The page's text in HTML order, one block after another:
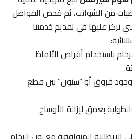
من الشوائب، ثم فحص الفواصل
نركز عليها في تقديم خدمتنا
باستخدام أقراص الألماظ
فروق أو “سنون” بين قطع
بعمق لإزالة الأوساخ